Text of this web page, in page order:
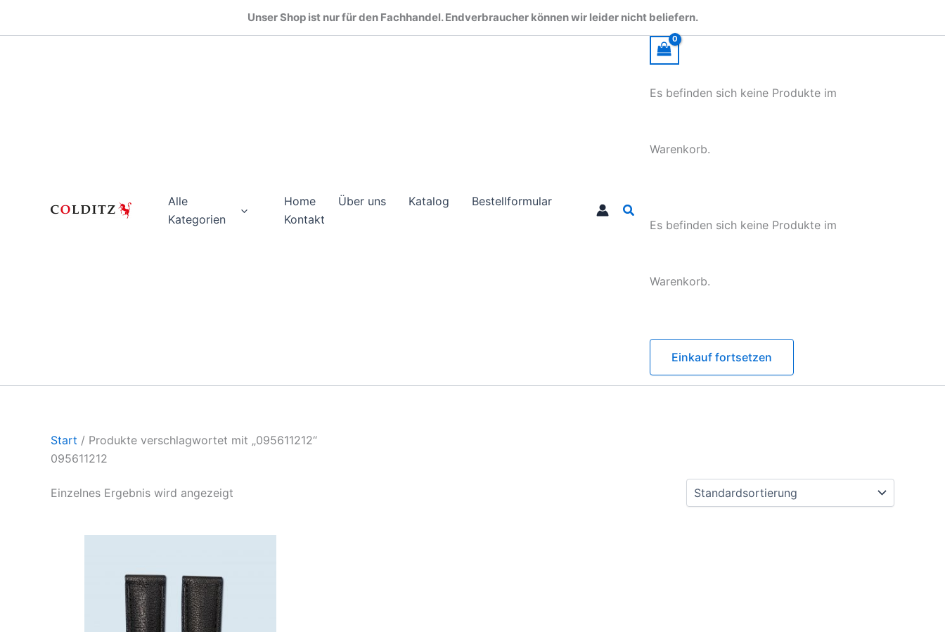
Unser Shop ist nur für den Fachhandel. Endverbraucher können wir leider nicht beliefern.
Alle
Kategorien
Home Über uns Katalog
Bestellformular
Kontakt
Suchen
Es befinden sich keine Produkte im
Warenkorb.
Es befinden sich keine Produkte im
Warenkorb.
Einkauf fortsetzen
Start / Produkte verschlagwortet mit „095611212“
095611212
Einzelnes Ergebnis wird angezeigt